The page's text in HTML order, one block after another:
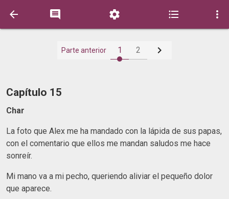
    
Parte anterior 1 2 
Capítulo 15
Char
La foto que Alex me ha mandado con la lápida de sus papas,
con el comentario que ellos me mandan saludos me hace
sonreír.
Mi mano va a mi pecho, queriendo aliviar el pequeño dolor
que aparece.